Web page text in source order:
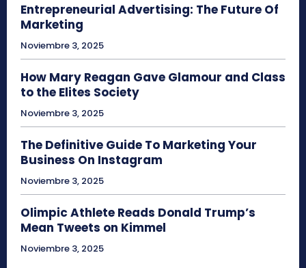
Entrepreneurial Advertising: The Future Of
Marketing
Noviembre 3, 2025
How Mary Reagan Gave Glamour and Class
to the Elites Society
Noviembre 3, 2025
The Definitive Guide To Marketing Your
Business On Instagram
Noviembre 3, 2025
Olimpic Athlete Reads Donald Trump’s
Mean Tweets on Kimmel
Noviembre 3, 2025